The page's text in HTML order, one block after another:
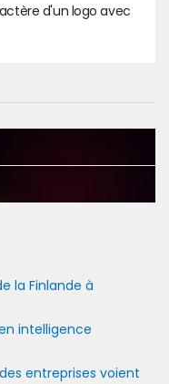
d'un logo avec
la Finlande à
intelligence
entreprises voient